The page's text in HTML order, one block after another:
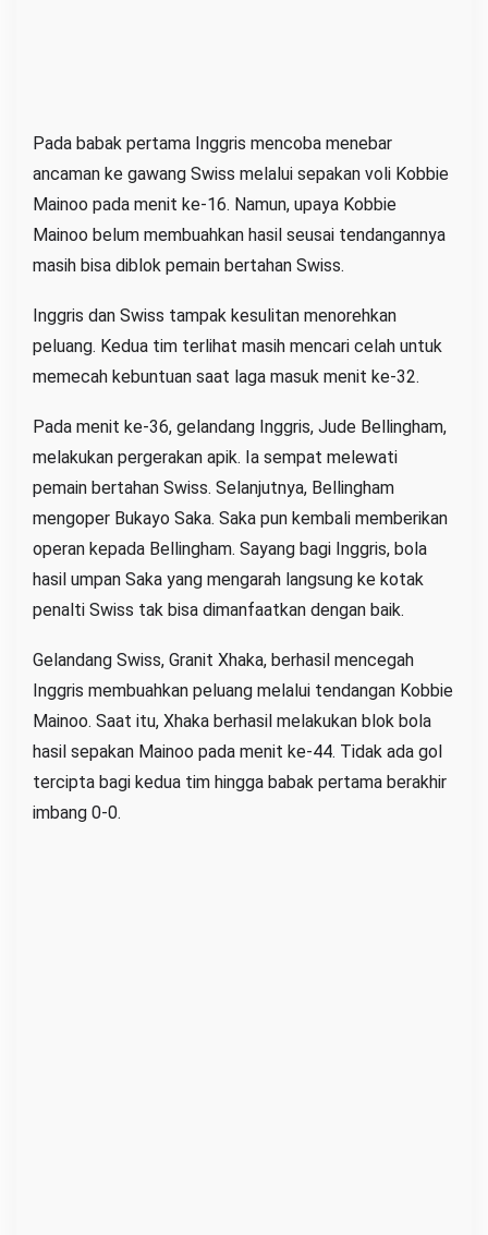
Pada babak pertama Inggris mencoba menebar
ancaman ke gawang Swiss melalui sepakan voli Kobbie
Mainoo pada menit ke-16. Namun, upaya Kobbie
Mainoo belum membuahkan hasil seusai tendangannya
masih bisa diblok pemain bertahan Swiss.
Inggris dan Swiss tampak kesulitan menorehkan
peluang. Kedua tim terlihat masih mencari celah untuk
memecah kebuntuan saat laga masuk menit ke-32.
Pada menit ke-36, gelandang Inggris, Jude Bellingham,
melakukan pergerakan apik. Ia sempat melewati
pemain bertahan Swiss. Selanjutnya, Bellingham
mengoper Bukayo Saka. Saka pun kembali memberikan
operan kepada Bellingham. Sayang bagi Inggris, bola
hasil umpan Saka yang mengarah langsung ke kotak
penalti Swiss tak bisa dimanfaatkan dengan baik.
Gelandang Swiss, Granit Xhaka, berhasil mencegah
Inggris membuahkan peluang melalui tendangan Kobbie
Mainoo. Saat itu, Xhaka berhasil melakukan blok bola
hasil sepakan Mainoo pada menit ke-44. Tidak ada gol
tercipta bagi kedua tim hingga babak pertama berakhir
imbang 0-0.